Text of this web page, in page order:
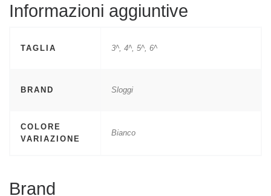
Informazioni aggiuntive
TAGLIA 3^, 4^, 5^, 6^
BRAND Sloggi
COLORE
VARIAZIONE
Bianco
Brand